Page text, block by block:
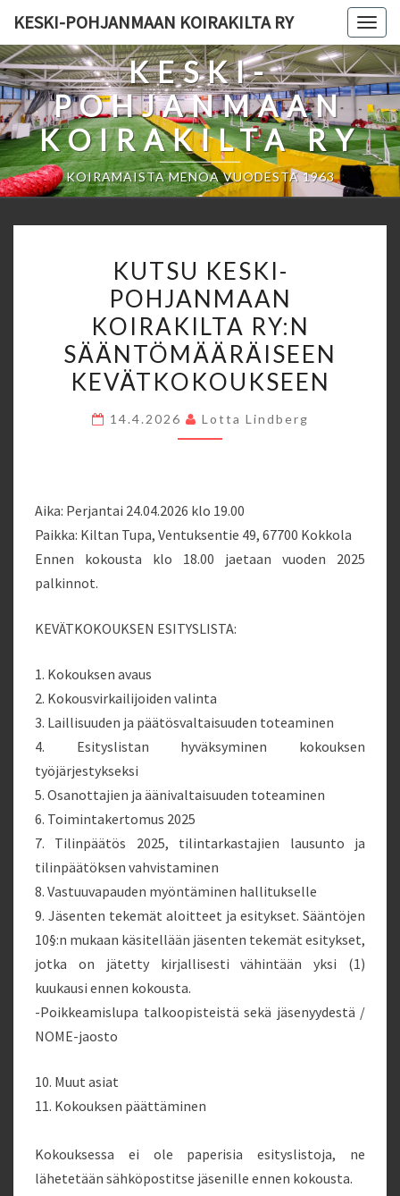
content
KESKI-POHJANMAAN KOIRAKILTA RY
KESKI-
POHJANMAAN
KOIRAKILTA RY
KOIRAMAISTA MENOA VUODESTA 1963
KESKI-
POHJANMAAN
KOIRAKILTA
RY:N
SÄÄNTÖMÄÄRÄISEEN
KEVÄTKOKOUKSEEN
KUTSU KESKI-
POHJANMAAN
KOIRAKILTA RY:N
SÄÄNTÖMÄÄRÄISEEN
KEVÄTKOKOUKSEEN
14.4.2026 Lotta Lindberg
Aika: Perjantai 24.04.2026 klo 19.00
Paikka: Kiltan Tupa, Ventuksentie 49, 67700 Kokkola
Ennen kokousta klo 18.00 jaetaan vuoden 2025
palkinnot.
KEVÄTKOKOUKSEN ESITYSLISTA:
1. Kokouksen avaus
2. Kokousvirkailijoiden valinta
3. Laillisuuden ja päätösvaltaisuuden toteaminen
4. Esityslistan hyväksyminen kokouksen
työjärjestykseksi
5. Osanottajien ja äänivaltaisuuden toteaminen
6. Toimintakertomus 2025
7. Tilinpäätös 2025, tilintarkastajien lausunto ja
tilinpäätöksen vahvistaminen
8. Vastuuvapauden myöntäminen hallitukselle
9. Jäsenten tekemät aloitteet ja esitykset. Sääntöjen
10§:n mukaan käsitellään jäsenten tekemät esitykset,
jotka on jätetty kirjallisesti vähintään yksi (1)
kuukausi ennen kokousta.
-Poikkeamislupa talkoopisteistä sekä jäsenyydestä /
NOME-jaosto
10. Muut asiat
11. Kokouksen päättäminen
Kokouksessa ei ole paperisia esityslistoja, ne
lähetetään sähköpostitse jäsenille ennen kokousta.